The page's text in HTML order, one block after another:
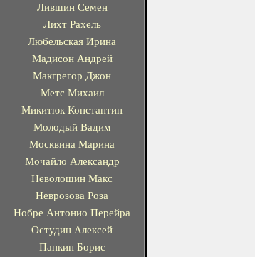
Лившин Семен
Лихт Рахель
Любельская Ирина
Мадисон Андрей
Макгрегор Джон
Метс Михаил
Микитюк Константин
Молодый Вадим
Москвина Марина
Мочайло Александр
Неволошин Макс
Неврозова Роза
Нобре Антонио Перейра
Остудин Алексей
Панкин Борис